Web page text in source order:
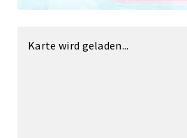
Karte wird geladen...